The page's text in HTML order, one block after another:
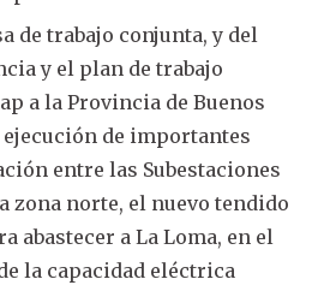
de trabajo conjunta, y del
y el plan de trabajo
a la Provincia de Buenos
ejecución de importantes
entre las Subestaciones
zona norte, el nuevo tendido
abastecer a La Loma, en el
la capacidad eléctrica